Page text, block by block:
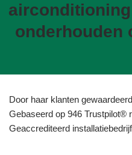
onderhouden
Door haar klanten
Gebaseerd op 946 Trustpilot®
Geaccrediteerd